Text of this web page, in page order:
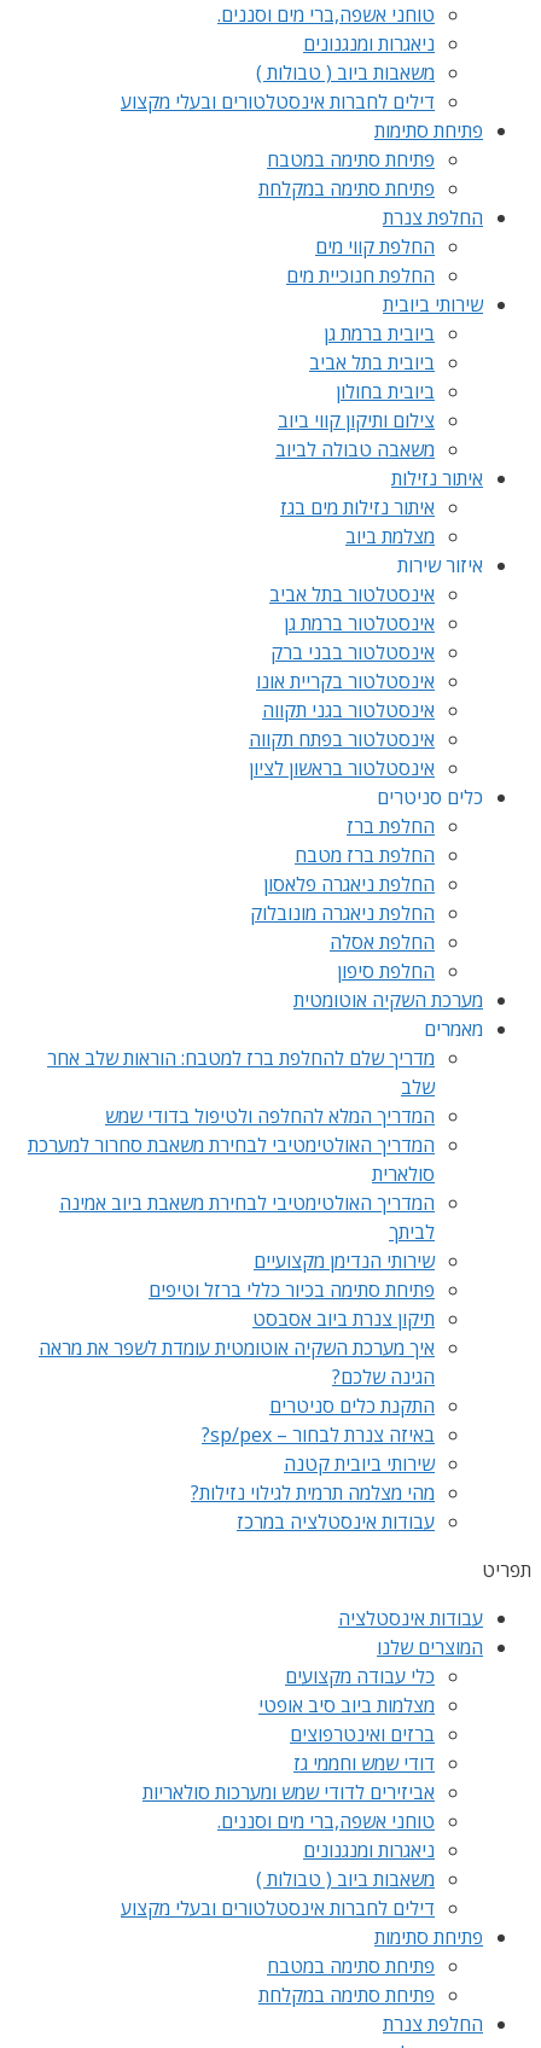
טוחני אשפה,ברי מים וסננים.
ניאגרות ומנגנונים
משאבות ביוב ( טבולות )
דילים לחברות אינסטלטורים ובעלי מקצוע
פתיחת סתימות
פתיחת סתימה במטבח
פתיחת סתימה במקלחת
החלפת צנרת
החלפת קווי מים
החלפת חנוכיית מים
שירותי ביובית
ביובית ברמת גן
ביובית בתל אביב
ביובית בחולון
צילום ותיקון קווי ביוב
משאבה טבולה לביוב
איתור נזילות
איתור נזילות מים בגז
מצלמת ביוב
איזור שירות
אינסטלטור בתל אביב
אינסטלטור ברמת גן
אינסטלטור בבני ברק
אינסטלטור בקריית אונו
אינסטלטור בגני תקווה
אינסטלטור בפתח תקווה
אינסטלטור בראשון לציון
כלים סניטרים
החלפת ברז
החלפת ברז מטבח
החלפת ניאגרה פלאסון
החלפת ניאגרה מונובלוק
החלפת אסלה
החלפת סיפון
מערכת השקיה אוטומטית
מאמרים
מדריך שלם להחלפת ברז למטבח: הוראות שלב אחר
שלב
המדריך המלא להחלפה ולטיפול בדודי שמש
המדריך האולטימטיבי לבחירת משאבת סחרור למערכת
סולארית
המדריך האולטימטיבי לבחירת משאבת ביוב אמינה
לביתך
שירותי הנדימן מקצועיים
פתיחת סתימה בכיור כללי ברזל וטיפים
תיקון צנרת ביוב אסבסט
איך מערכת השקיה אוטומטית עומדת לשפר את מראה
הגינה שלכם?
התקנת כלים סניטרים
באיזה צנרת לבחור – sp/pex?
שירותי ביובית קטנה
מהי מצלמה תרמית לגילוי נזילות?
עבודות אינסטלציה במרכז
תפריט
עבודות אינסטלציה
המוצרים שלנו
כלי עבודה מקצועים
מצלמות ביוב סיב אופטי
ברזים ואינטרפוצים
דודי שמש וחממי גז
אביזירים לדודי שמש ומערכות סולאריות
טוחני אשפה,ברי מים וסננים.
ניאגרות ומנגנונים
משאבות ביוב ( טבולות )
דילים לחברות אינסטלטורים ובעלי מקצוע
פתיחת סתימות
פתיחת סתימה במטבח
פתיחת סתימה במקלחת
החלפת צנרת